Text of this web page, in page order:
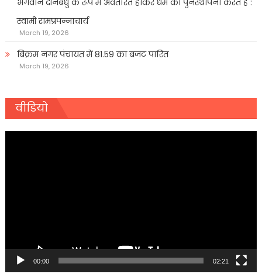
स्वामी रामप्रपन्नाचार्य
March 19, 2026
बिक्रम नगर पंचायत में 81.59 का बजट पारित
March 19, 2026
वीडियो
00:00 02:21